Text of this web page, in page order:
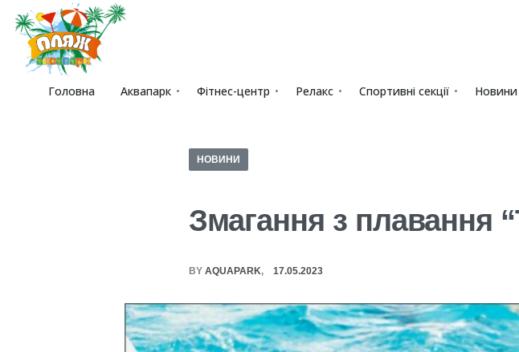
Головна Аквапарк Фітнес-центр Релакс Спортивні секції Новини
НОВИНИ
Змагання з плавання
BYAQUAPARK 17.05.2023